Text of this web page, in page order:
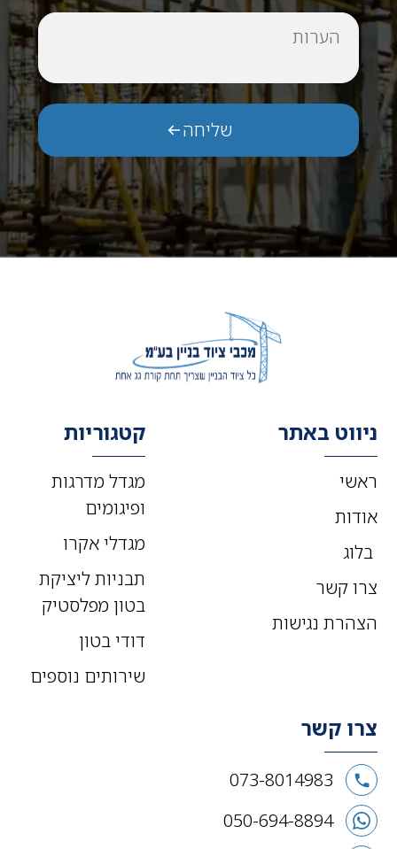
הערות
שליחה
ניווט באתר
ראשי
אודות
בלוג
צרו קשר
הצהרת נגישות
קטגוריות
מגדל מדרגות
ופיגומים
מגדלי אקרו
תבניות ליציקת
בטון מפלסטיק
דודי בטון
שירותים נוספים
צרו קשר
073-8014983
050-694-8894